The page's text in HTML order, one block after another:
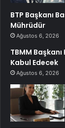
BTP Başkanı
Mührüdür
Ağustos 6, 2026
TBMM
Kabul Edecek
Ağustos 6, 2026